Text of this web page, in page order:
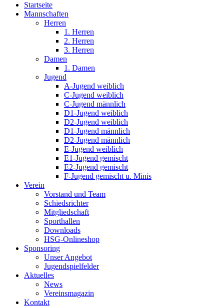
Startseite
Mannschaften
Herren
1. Herren
2. Herren
3. Herren
Damen
1. Damen
Jugend
A-Jugend weiblich
C-Jugend weiblich
C-Jugend männlich
D1-Jugend weiblich
D2-Jugend weiblich
D1-Jugend männlich
D2-Jugend männlich
E-Jugend weiblich
E1-Jugend gemischt
E2-Jugend gemischt
F-Jugend gemischt u. Minis
Verein
Vorstand und Team
Schiedsrichter
Mitgliedschaft
Sporthallen
Downloads
HSG-Onlineshop
Sponsoring
Unser Angebot
Jugendspielfelder
Aktuelles
News
Vereinsmagazin
Kontakt